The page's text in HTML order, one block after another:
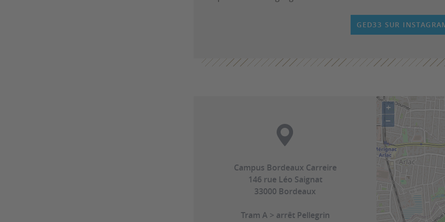
GED33 SUR
Campus Bordeaux Carreire
146 rue Léo Saignat
33000 Bordeaux
Tram A > arrêt Pellegrin
+
−